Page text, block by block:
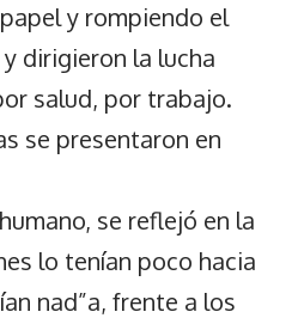
y rompiendo el
dirigieron la lucha
salud, por trabajo.
se presentaron en
se reflejó en la
lo tenían poco hacia
nad”a, frente a los